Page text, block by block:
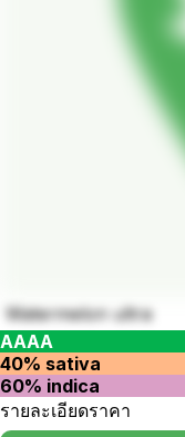
Watermelon ultra
AAAA
40% sativa
60% indica
รายละเอียดราคา